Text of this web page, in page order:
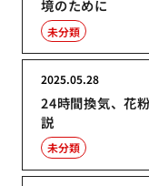
境のために
未分類
24時間換気、花
説
2025.05.28
未分類